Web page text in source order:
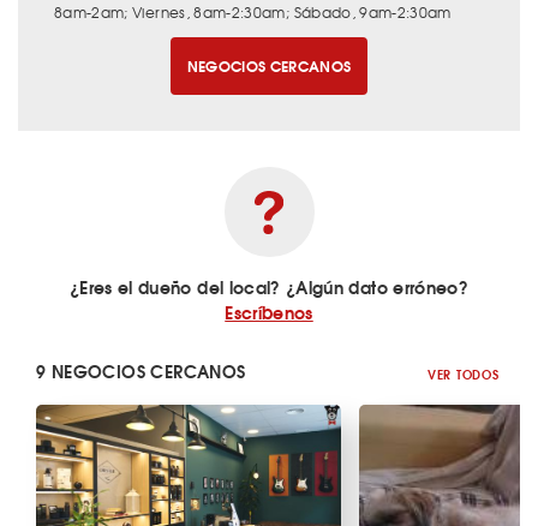
8am-2am; Viernes, 8am-2:30am; Sábado, 9am-2:30am
NEGOCIOS CERCANOS
¿Eres el dueño del local? ¿Algún dato erróneo?
Escríbenos
9 NEGOCIOS CERCANOS VER TODOS